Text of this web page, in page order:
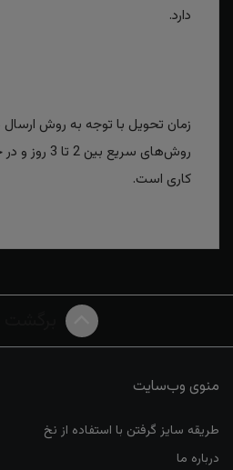
دارد.
زمان تحویل با توجه به روش ارسال
کاری است.
منوی وب‌سایت
طریقه سایز گرفتن با استفاده از نخ
درباره ما